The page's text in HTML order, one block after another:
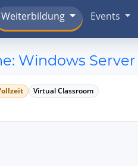
Weiterbildung Events
Windows
Virtual Classroom